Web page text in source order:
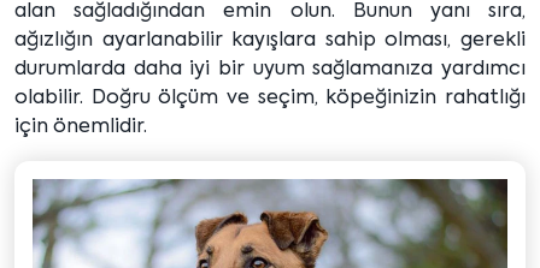
alan sağladığından emin olun. Bunun yanı sıra,
ağızlığın ayarlanabilir kayışlara sahip olması, gerekli
durumlarda daha iyi bir uyum sağlamanıza yardımcı
olabilir. Doğru ölçüm ve seçim, köpeğinizin rahatlığı
için önemlidir.